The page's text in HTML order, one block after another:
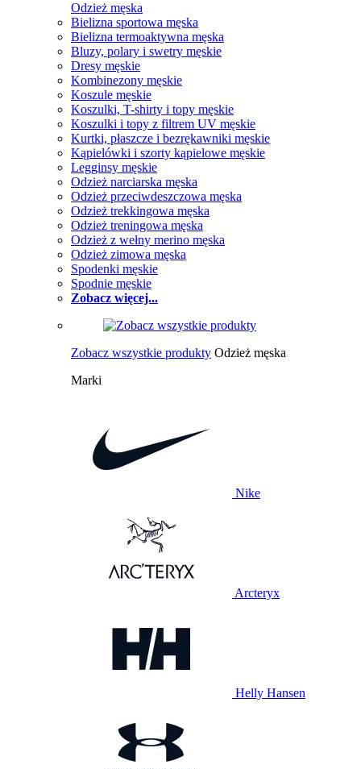
Odzież męska
Bielizna sportowa męska
Bielizna termoaktywna męska
Bluzy, polary i swetry męskie
Dresy męskie
Kombinezony męskie
Koszule męskie
Koszulki, T-shirty i topy męskie
Koszulki i topy z filtrem UV męskie
Kurtki, płaszcze i bezrękawniki męskie
Kąpielówki i szorty kąpielowe męskie
Legginsy męskie
Odzież narciarska męska
Odzież przeciwdeszczowa męska
Odzież trekkingowa męska
Odzież treningowa męska
Odzież z wełny merino męska
Odzież zimowa męska
Spodenki męskie
Spodnie męskie
Zobacz więcej...
Zobacz wszystkie produkty Odzież męska
Marki
Nike
Arcteryx
Helly Hansen